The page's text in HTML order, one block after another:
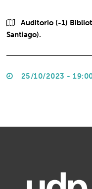
Auditorio (-1)
Santiago).
25/10/2023 -